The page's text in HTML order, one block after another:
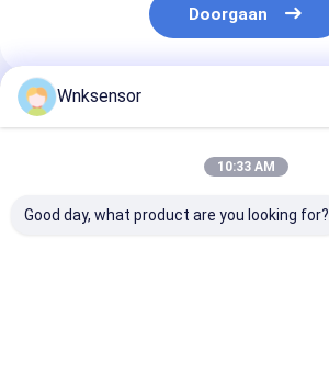
Doorgaan
Geadviseerde Producten
Wnksensor
10:33 AM
Good day, what product are you looking for?